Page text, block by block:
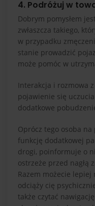
4. Podróżuj w
Dobrym pomysłem
zwłaszcza takiego,
w przypadku
stanie prowadzić
może pomóc w
Interakcja i rozmowa
pojawienie się
dodatkowe
Oprócz tego osoba
funkcję dodatkowej
drogi, poinformuje o
ostrzeże przed nagłą
Razem możecie lepiej
odciąży cię
także czytać